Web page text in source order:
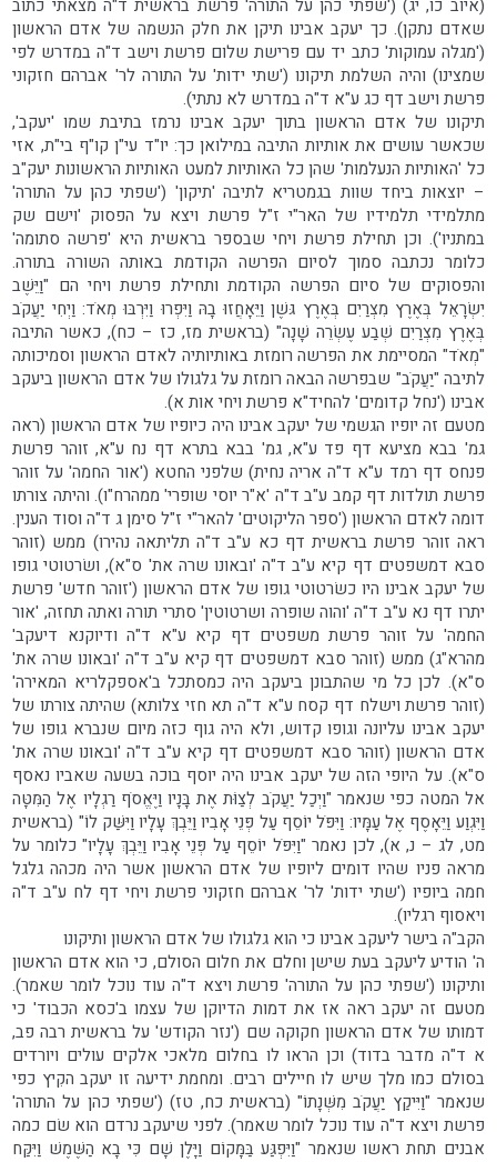
(איוב כו, יג) ('שפתי כהן על התורה' פרשת בראשית ד"ה מצאתי כתוב
שאדם נתקן). כך יעקב אבינו תיקן את חלק הנשמה של אדם הראשון
('מגלה עמוקות' כתב יד עם פרישת שלום פרשת וישב ד"ה במדרש לפי
שמצינו) והיה השלמת תיקונו ('שתי ידות' על התורה לר' אברהם חזקוני
פרשת וישב דף כג ע"א ד"ה במדרש לא נתתי).
תיקונו של אדם הראשון בתוך יעקב אבינו נרמז בתיבת שמו 'יעקב',
שכאשר עושים את אותיות התיבה במילואן כך: יו"ד עי"ן קו"ף בי"ת, אזי
כל 'האותיות הנעלמות' שהן כל האותיות למעט האותיות הראשונות יעק"ב
– יוצאות ביחד שוות בגמטריא לתיבה 'תיקון' ('שפתי כהן על התורה'
מתלמידי תלמידיו של האר"י ז"ל פרשת ויצא על הפסוק 'וישם שק
במתניו'). וכן תחילת פרשת ויחי שבספר בראשית היא 'פרשה סתומה'
כלומר נכתבה סמוך לסיום הפרשה הקודמת באותה השורה בתורה.
והפסוקים של סיום הפרשה הקודמת ותחילת פרשת ויחי הם "וַיֵּשֶׁב
יִשְׂרָאֵל בְּאֶרֶץ מִצְרַיִם בְּאֶרֶץ גּשֶׁן וַיֵּאָחֲזוּ בָהּ וַיִּפְרוּ וַיִּרְבּוּ מְאֹד: וַיְחִי יַעֲקֹב
בְּאֶרֶץ מִצְרַיִם שְׁבַע עֶשְׂרֵה שָׁנָה" (בראשית מז, כז – כח), כאשר התיבה
"מְאֹד" המסיימת את הפרשה רומזת באותיותיה לאדם הראשון וסמיכותה
לתיבה "יַעֲקֹב" שבפרשה הבאה רומזת על גלגולו של אדם הראשון ביעקב
אבינו ('נחל קדומים' להחיד"א פרשת ויחי אות א).
מטעם זה יופיו הגשמי של יעקב אבינו היה כיופיו של אדם הראשון (ראה
גמ' בבא מציעא דף פד ע"א, גמ' בבא בתרא דף נח ע"א, זוהר פרשת
פנחס דף רמד ע"א ד"ה אריה נחית) שלפני החטא ('אור החמה' על זוהר
פרשת תולדות דף קמב ע"ב ד"ה 'א"ר יוסי שופרי' ממהרח"ו). והיתה צורתו
דומה לאדם הראשון ('ספר הליקוטים' להאר"י ז"ל סימן ג ד"ה וסוד הענין.
ראה זוהר פרשת בראשית דף כא ע"ב ד"ה תליתאה נהירו) ממש (זוהר
סבא דמשפטים דף קיא ע"ב ד"ה 'ובאונו שרה את' ס"א), ושׂרטוטי גופו
של יעקב אבינו היו כשׂרטוטי גופו של אדם הראשון ('זוהר חדש' פרשת
יתרו דף נא ע"ב ד"ה 'והוה שופרה ושרטוטין' סתרי תורה ואתה תחזה, 'אור
החמה' על זוהר פרשת משפטים דף קיא ע"א ד"ה ודיוקנא דיעקב'
מהרא"ג) ממש (זוהר סבא דמשפטים דף קיא ע"ב ד"ה 'ובאונו שרה את'
ס"א). לכן כל מי שהתבונן ביעקב היה כמסתכל ב'אספקלריא המאירה'
(זוהר פרשת וישלח דף קסח ע"א ד"ה תא חזי צלותא) שהיתה צורתו של
יעקב אבינו עליונה וגופו קדוש, ולא היה גוף כזה מיום שנברא גופו של
אדם הראשון (זוהר סבא דמשפטים דף קיא ע"ב ד"ה 'ובאונו שרה את'
ס"א). על היופי הזה של יעקב אבינו היה יוסף בוכה בשעה שאביו נאסף
אל המטה כפי שנאמר "וַיְכַל יַעֲקֹב לְצַוֹּת אֶת בָּנָיו וַיֶּאֱסֹף רַגְלָיו אֶל הַמִּטָּה
וַיִּגְוַע וַיֵּאָסֶף אֶל עַמָּיו: וַיִּפֹּל יוֹסֵף עַל פְּנֵי אָבִיו וַיֵּבְךְּ עָלָיו וַיִּשַּׁק לוֹ" (בראשית
מט, לג – נ, א), לכן נאמר "וַיִּפֹּל יוֹסֵף עַל פְּנֵי אָבִיו וַיֵּבְךְּ עָלָיו" כלומר על
מראה פניו שהיו דומים ליופיו של אדם הראשון אשר היה מכהה גלגל
חמה ביופיו ('שתי ידות' לר' אברהם חזקוני פרשת ויחי דף לח ע"ב ד"ה
ויאסוף רגליו).
הקב"ה בישר ליעקב אבינו כי הוא גלגולו של אדם הראשון ותיקונו
ה' הודיע ליעקב בעת שישן וחלם את חלום הסולם, כי הוא אדם הראשון
ותיקונו ('שפתי כהן על התורה' פרשת ויצא ד"ה עוד נוכל לומר שאמר).
מטעם זה יעקב ראה אז את דמות הדיוקן של עצמו ב'כסא הכבוד' כי
דמותו של אדם הראשון חקוקה שם ('נזר הקודש' על בראשית רבה פב,
א ד"ה מדבר בדוד) וכן הראו לו בחלום מלאכי אלקים עולים ויורדים
בסולם כמו מלך שיש לו חיילים רבים. ומחמת ידיעה זו יעקב הקִיץ כפי
שנאמר "וַיִּיקַץ יַעֲקֹב מִשְּׁנָתוֹ" (בראשית כח, טז) ('שפתי כהן על התורה'
פרשת ויצא ד"ה עוד נוכל לומר שאמר). לפני שיעקב נרדם הוא שׂם כמה
אבנים תחת ראשו שנאמר "וַיִּפְגַּע בַּמָּקוֹם וַיָּלֶן שָׁם כִּי בָא הַשֶּׁמֶשׁ וַיִּקַּח